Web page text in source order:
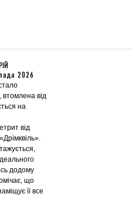
2026
втомлена від
на
від
додому
що
її все